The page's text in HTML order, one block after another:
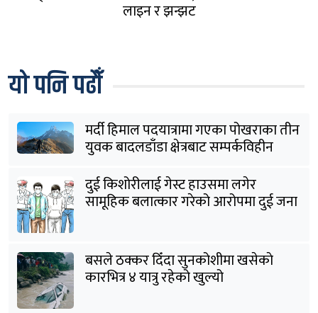
लाइन र झन्झट
यो पनि पढौँ
मर्दी हिमाल पदयात्रामा गएका पोखराका तीन
युवक बादलडाँडा क्षेत्रबाट सम्पर्कविहीन
दुई किशोरीलाई गेस्ट हाउसमा लगेर
सामूहिक बलात्कार गरेको आरोपमा दुई जना
पक्राउ
बसले ठक्कर दिँदा सुनकोशीमा खसेकाे
कारभित्र ४ यात्रु रहेको खुल्यो